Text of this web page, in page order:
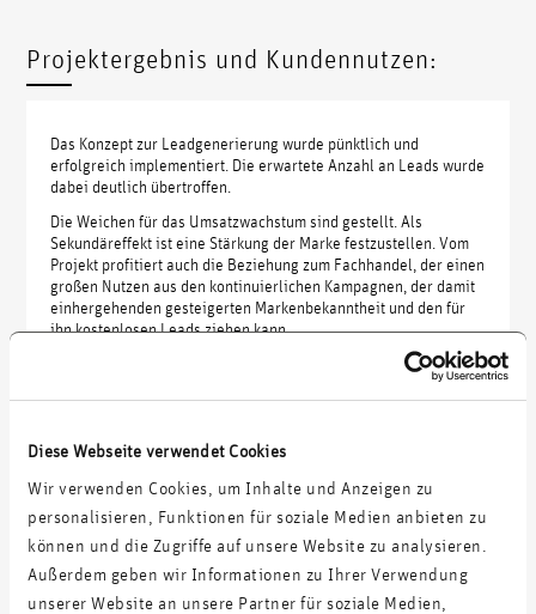
Diese Webseite verwendet Cookies
Wir verwenden Cookies, um Inhalte und Anzeigen zu
personalisieren, Funktionen für soziale Medien anbieten zu
können und die Zugriffe auf unsere Website zu analysieren.
Außerdem geben wir Informationen zu Ihrer Verwendung
unserer Website an unsere Partner für soziale Medien,
Projektergebnis und Kundennutzen:
Das Konzept zur Leadgenerierung wurde pünktlich und
erfolgreich implementiert. Die erwartete Anzahl an Leads wurde
dabei deutlich übertroffen.
Die Weichen für das Umsatzwachstum sind gestellt. Als
Sekundäreffekt ist eine Stärkung der Marke festzustellen. Vom
Projekt profitiert auch die Beziehung zum Fachhandel, der einen
großen Nutzen aus den kontinuierlichen Kampagnen, der damit
einhergehenden gesteigerten Markenbekanntheit und den für
ihn kostenlosen Leads ziehen kann.
Weitere Projekte:
Operative Umsetzung der Digitalstrategie für führendes
Industrieunternehmen